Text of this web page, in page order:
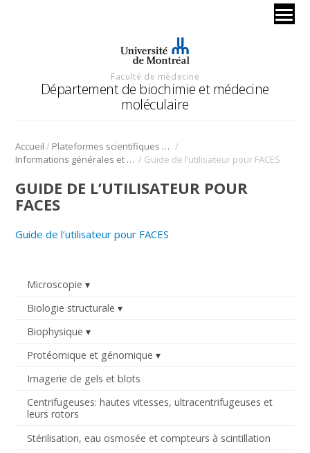
Faculté de médecine
Département de biochimie et médecine
moléculaire
Accueil / Plateformes scientifiques BMM /
Informations générales et tarification / Guide de l’utilisateur pour FACES
Microscopie
Biologie structurale
Biophysique
Protéomique et génomique
Imagerie de gels et blots
Centrifugeuses: hautes vitesses, ultracentrifugeuses et
leurs rotors
Stérilisation, eau osmosée et compteurs à scintillation
GUIDE DE L’UTILISATEUR POUR
FACES
Guide de l’utilisateur pour FACES